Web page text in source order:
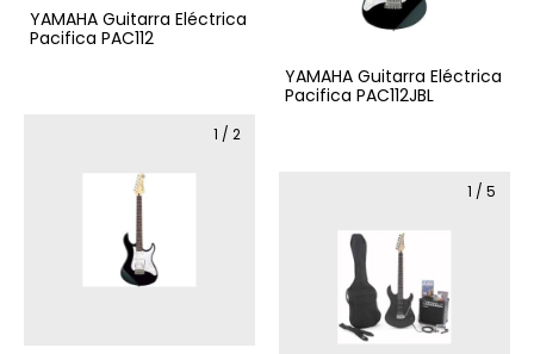
YAMAHA Guitarra Eléctrica
Pacifica PAC112
YAMAHA Guitarra Eléctrica
Pacifica PAC112JBL
1 / 2
1 / 5